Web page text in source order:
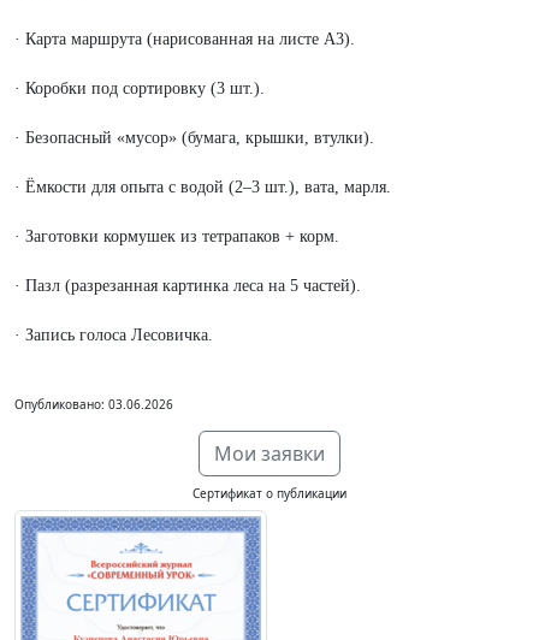
· Карта маршрута (нарисованная на листе А3).
· Коробки под сортировку (3 шт.).
· Безопасный «мусор» (бумага, крышки, втулки).
· Ёмкости для опыта с водой (2–3 шт.), вата, марля.
· Заготовки кормушек из тетрапаков + корм.
· Пазл (разрезанная картинка леса на 5 частей).
· Запись голоса Лесовичка.
Опубликовано: 03.06.2026
Мои заявки
Сертификат о публикации